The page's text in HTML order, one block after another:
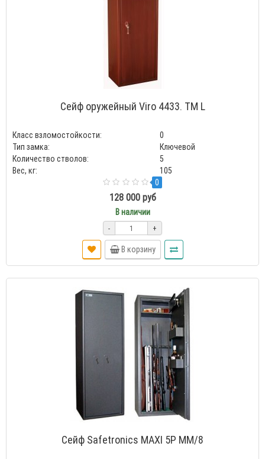
Сейф оружейный Viro 4433. TM L
Класс взломостойкости:
0
Тип замка:
Ключевой
Количество стволов:
5
Вес, кг:
105
0
128 000 руб
В наличии
- +
В корзину
Сейф Safetronics MAXI 5P MM/8